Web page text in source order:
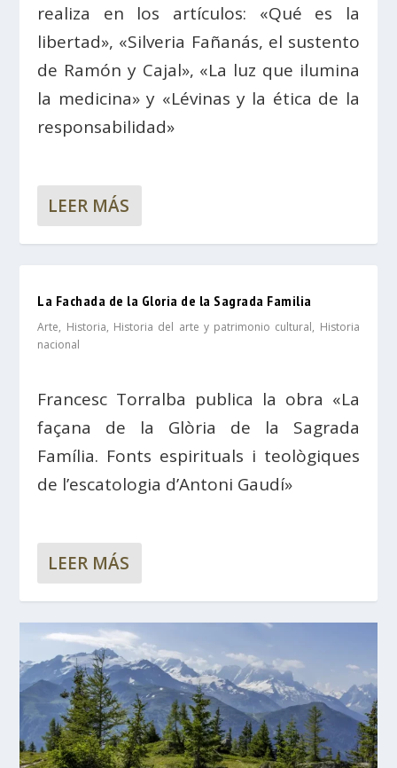
realiza en los artículos: «Qué es la
libertad», «Silveria Fañanás, el sustento
de Ramón y Cajal», «La luz que ilumina
la medicina» y «Lévinas y la ética de la
responsabilidad»
LEER MÁS
La Fachada de la Gloria de la Sagrada Familia
Arte, Historia, Historia del arte y patrimonio cultural, Historia
nacional
Francesc Torralba publica la obra «La
façana de la Glòria de la Sagrada
Família. Fonts espirituals i teològiques
de l’escatologia d’Antoni Gaudí»
LEER MÁS